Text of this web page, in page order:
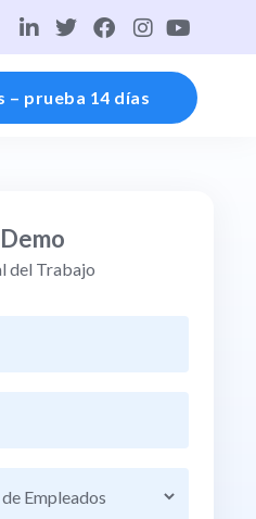
– prueba 14 días
del Trabajo